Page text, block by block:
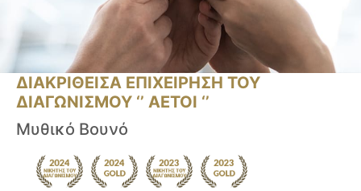
ΔΙΑΚΡΙΘΕΙΣΑ ΕΠΙΧΕΙΡΗΣΗ ΤΟΥ
ΔΙΑΓΩΝΙΣΜΟΥ ‘’ ΑΕΤΟΙ ‘’
Μυθικό Βουνό